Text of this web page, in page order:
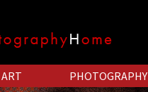
ART PHOTOGRAPHY